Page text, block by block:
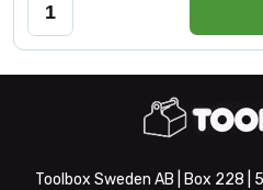
Toolbox Sweden AB | Box 228